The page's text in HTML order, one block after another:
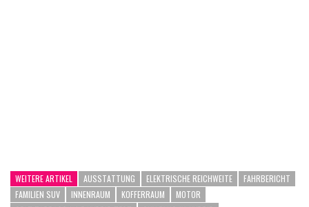
WEITERE ARTIKEL AUSSTATTUNG ELEKTRISCHE REICHWEITE
FAHRBERICHT
FAMILIEN SUV
INNENRAUM KOFFERRAUM
MOTOR